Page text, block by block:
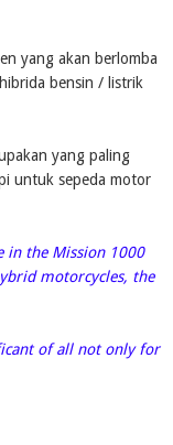
yang akan berlomba
bensin / listrik
yang paling
untuk sepeda motor
in the Mission 1000
motorcycles, the
of all not only for